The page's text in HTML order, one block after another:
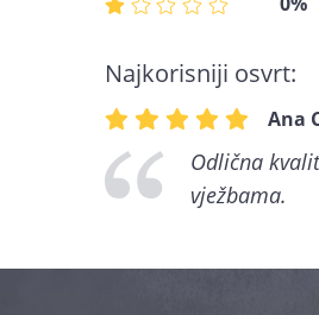
Najkorisniji osvrt:
Ana
Odlična
vježbama.